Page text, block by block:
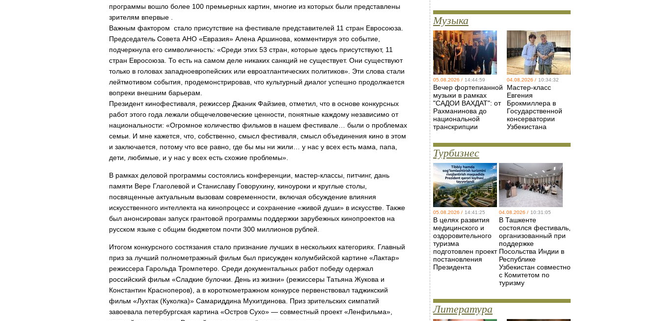
программы вошло более 100 премьерных картин, многие из которых были представлены
зрителям впервые .
Важным фактором стало присутствие на фестивале представителей 11 стран Евросоюза.
Председатель Совета АНО «Евразия» Алена Аршинова, комментируя это событие,
подчеркнула его символичность: «Среди этих 53 стран, которые здесь присутствуют, 11
стран Евросоюза. То есть на самом деле никаких санкций не существует. Они существуют
только в головах западноевропейских или евроатлантических политиков». Эти слова стали
лейтмотивом события, продемонстрировав, что культурный диалог успешно продолжается
вопреки внешним барьерам.
Президент кинофестиваля, режиссер Джаник Файзиев, отметил, что в основе конкурсных
работ этого года лежали общечеловеческие ценности, понятные каждому независимо от
национальности: «Огромное количество фильмов в нашем фестивале… были о проблемах
семьи. И мне кажется, что, собственно, смысл фестиваля, смысл объединения кино в этом
и заключается, потому что все равно, где бы мы ни жили… у нас у всех есть мама, папа,
дети, любимые, и у нас у всех есть схожие проблемы».
В рамках деловой программы состоялись конференции, мастер-классы, питчинг, дань
памяти Вере Глаголевой и Станиславу Говорухину, киноуроки и круглые столы,
посвященные актуальным вызовам современности, включая обсуждение влияния
искусственного интеллекта на кинопроцесс и сохранение «живой души» в искусстве. Также
был анонсирован запуск грантовой программы поддержки зарубежных кинопроектов на
русском языке с общим бюджетом почти 300 миллионов рублей.
Итогом конкурсного состязания стало признание лучших в нескольких категориях. Главный
приз за лучший полнометражный фильм был присужден колумбийской картине «Лактар»
режиссера Гарольда Тромпетеро. Среди документальных работ победу одержал
российский фильм «Сладкие булочки. День из жизни» (режиссеры Татьяна Жукова и
Константин Красноперов), а в короткометражном конкурсе первенствовал таджикский
фильм «Лухтак (Куколка)» Самариддина Мухитдинова. Приз зрительских симпатий
завоевала петербургская картина «Остров Сухо» — совместный проект «Ленфильма»,
Музыка
05.08.2026 / 14:44:59
Вечер фортепианной
музыки в рамках
"САДОИ ВАХДАТ": от
Рахманинова до
национальной
транскрипции
04.08.2026 / 10:34:32
Мастер-класс
Евгения
Брокмиллера в
Государственной
консерватории
Узбекистана
Турбизнес
05.08.2026 / 14:41:25
В целях развития
медицинского и
оздоровительного
туризма
подготовлен проект
постановления
Президента
04.08.2026 / 10:31:05
В Ташкенте
состоялся фестиваль,
организованный при
поддержке
Посольства Индии в
Республике
Узбекистан совместно
с Комитетом по
туризму
Литература